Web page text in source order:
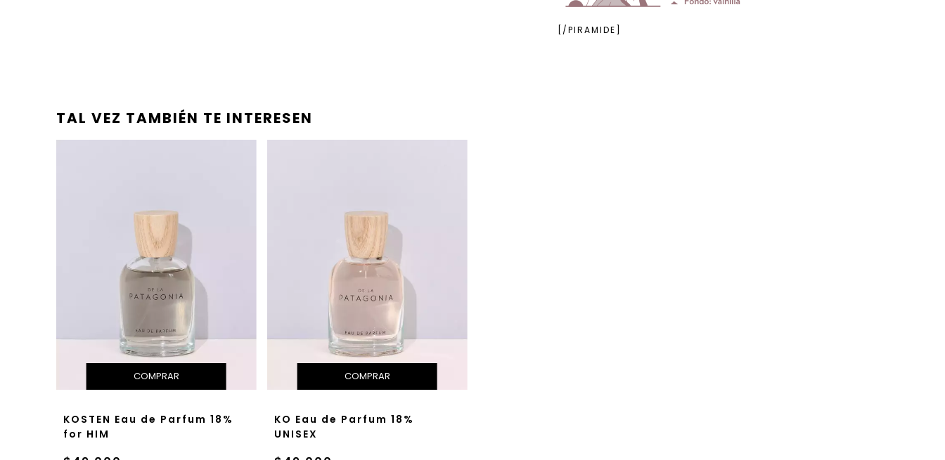
[/PIRAMIDE]
TAL VEZ TAMBIÉN TE INTERESEN
KOSTEN Eau de Parfum 18%
for HIM
KO Eau de Parfum 18%
UNISEX